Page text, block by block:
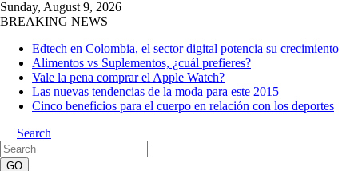
Sunday, August 9, 2026
BREAKING NEWS
Edtech en Colombia, el sector digital potencia su crecimiento
Alimentos vs Suplementos, ¿cuál prefieres?
Vale la pena comprar el Apple Watch?
Las nuevas tendencias de la moda para este 2015
Cinco beneficios para el cuerpo en relación con los deportes
Search